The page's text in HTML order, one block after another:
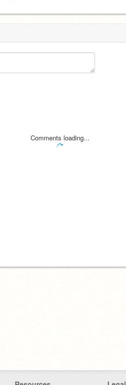
Comments loading...